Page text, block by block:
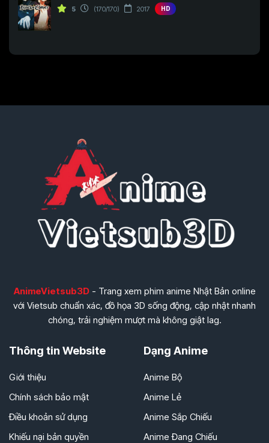
5 (170/170) 2017 HD
AnimeVietsub3D- Trang xem phim anime Nhật Bản online
với Vietsub chuẩn xác, đồ họa 3D sống động, cập nhật nhanh
chóng, trải nghiệm mượt mà không giật lag.
Thông tin Website
Giới thiệu
Chính sách bảo mật
Điều khoản sử dụng
Khiếu nại bản quyền
Dạng Anime
Anime Bộ
Anime Lẻ
Anime Sắp Chiếu
Anime Đang Chiếu